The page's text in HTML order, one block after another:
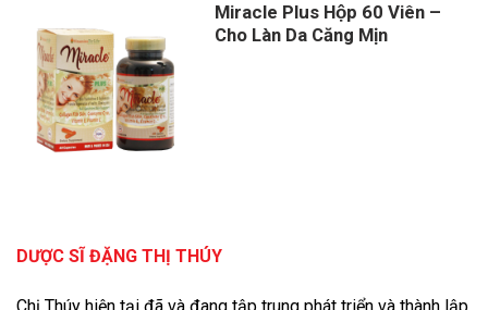
Miracle Plus Hộp 60 Viên –
Cho Làn Da Căng Mịn
DƯỢC SĨ ĐẶNG THỊ THÚY